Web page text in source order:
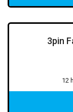
3pin
12